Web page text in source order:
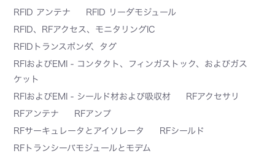
RFID アンテナ
RFID リーダモジュール
RFID、RFアクセス、モニタリングIC
RFIDトランスポンダ、タグ
RFIおよびEMI - コンタクト、フィンガストック、およびガス
ケット
RFIおよびEMI - シールド材および吸収材
RFアクセサリ
RFアンテナ
RFアンプ
RFサーキュレータとアイソレータ
RFシールド
RFトランシーバモジュールとモデム